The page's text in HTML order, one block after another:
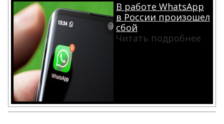
В работе WhatsApp
в России произошел
сбой
Читать подробнее